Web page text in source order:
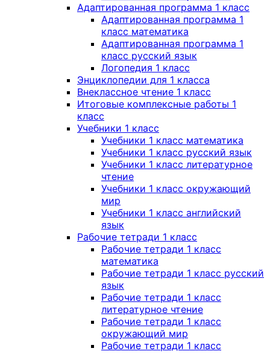
Адаптированная программа 1 класс
Адаптированная программа 1
класс математика
Адаптированная программа 1
класс русский язык
Логопедия 1 класс
Энциклопедии для 1 класса
Внеклассное чтение 1 класс
Итоговые комплексные работы 1
класс
Учебники 1 класс
Учебники 1 класс математика
Учебники 1 класс русский язык
Учебники 1 класс литературное
чтение
Учебники 1 класс окружающий
мир
Учебники 1 класс английский
язык
Рабочие тетради 1 класс
Рабочие тетради 1 класс
математика
Рабочие тетради 1 класс русский
язык
Рабочие тетради 1 класс
литературное чтение
Рабочие тетради 1 класс
окружающий мир
Рабочие тетради 1 класс